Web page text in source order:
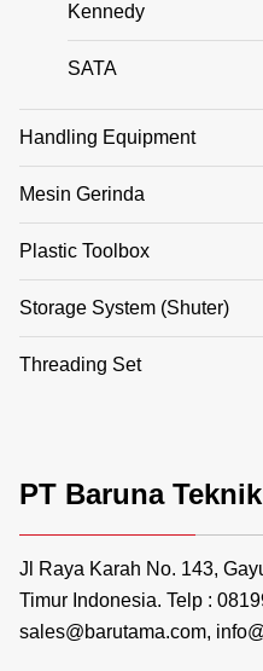
Kennedy
SATA
Handling Equipment
Mesin Gerinda
Plastic Toolbox
Storage System (Shuter)
Threading Set
PT Baruna
Jl Raya Karah No. 143,
Timur Indonesia. Telp :
sales@barutama.com,